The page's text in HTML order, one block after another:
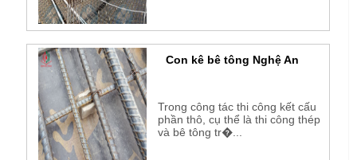
Con kê bê tông Nghệ An
Trong công tác thi công kết cấu
phần thô, cụ thể là thi công thép
và bê tông tr�...